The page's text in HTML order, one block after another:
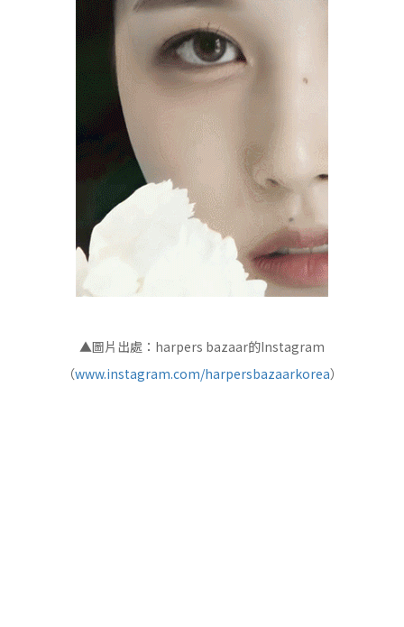
▲圖片出處：harpers bazaar的Instagram
（www.instagram.com/harpersbazaarkorea）